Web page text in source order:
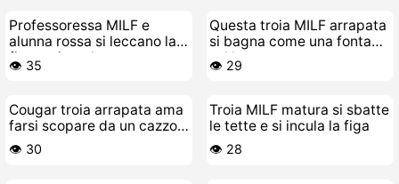
Professoressa MILF e
alunna rossa si leccano la
figa a vicenda
👁️ 35
Questa troia MILF arrapata
si bagna come una fontana
sul letto
👁️ 29
Cougar troia arrapata ama
farsi scopare da un cazzo
mostruoso
👁️ 30
Troia MILF matura si sbatte
le tette e si incula la figa
👁️ 28